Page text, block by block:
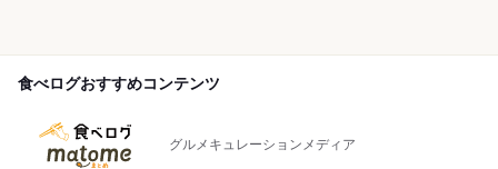
食べログおすすめコンテンツ
グルメキュレーションメディア